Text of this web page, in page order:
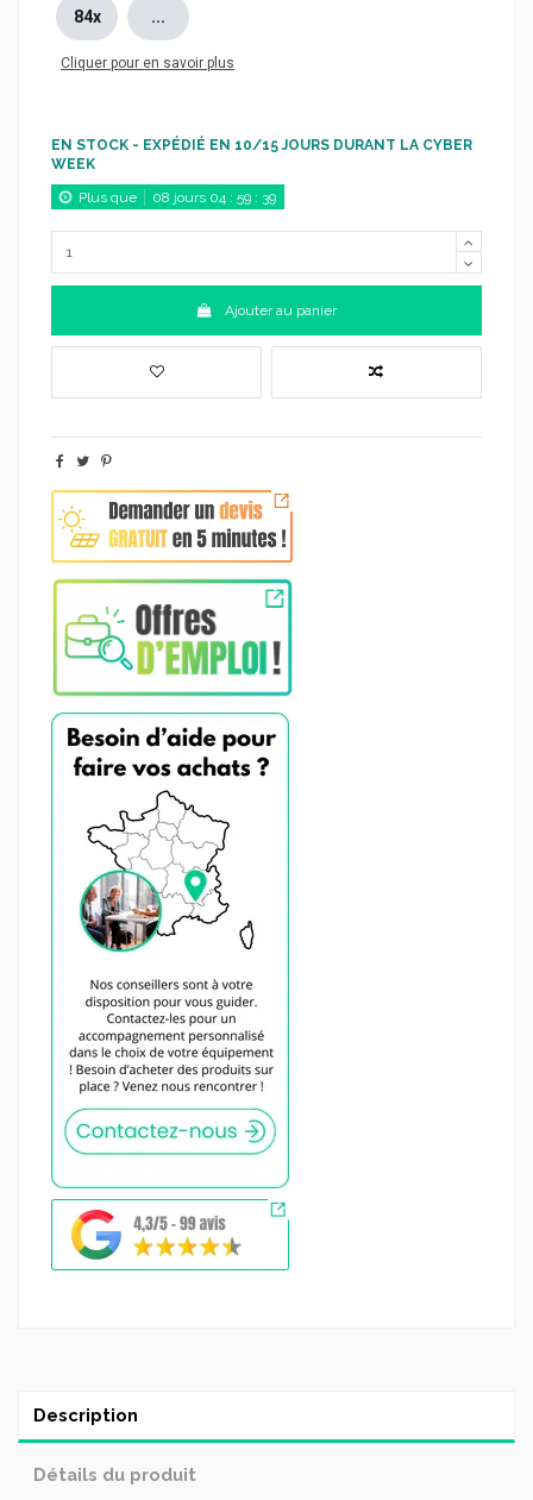
84x ...
Cliquer pour en savoir plus
EN STOCK - EXPÉDIÉ EN 10/15 JOURS DURANT LA CYBER
WEEK
Plus que
08 jours 04 :59 : 38
Ajouter au panier
Description
Détails du produit